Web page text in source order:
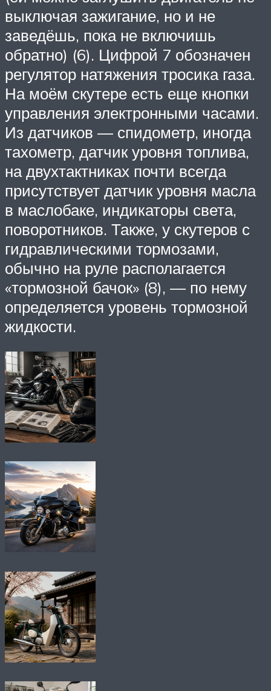
выключая зажигание, но и не
заведёшь, пока не включишь
обратно) (6). Цифрой 7 обозначен
регулятор натяжения тросика газа.
На моём скутере есть еще кнопки
управления электронными часами.
Из датчиков — спидометр, иногда
тахометр, датчик уровня топлива,
на двухтактниках почти всегда
присутствует датчик уровня масла
в маслобаке, индикаторы света,
поворотников. Также, у скутеров с
гидравлическими тормозами,
обычно на руле располагается
«тормозной бачок» (8), — по нему
определяется уровень тормозной
жидкости.